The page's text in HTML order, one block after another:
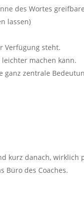
des Wortes
lassen)
Verfügung steht.
machen kann.
ganz zentrale
kurz danach, wirklich
Büro des Coaches.